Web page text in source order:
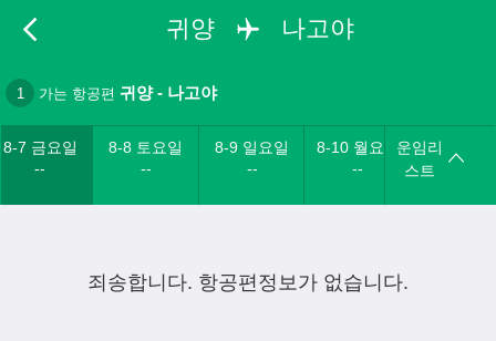
귀양 나고야
1 가는 항공편 귀양- 나고야
8-7 금요일
--
8-8 토요일
--
8-9 일요일
--
8-10 월요일
--
운임리
스트
죄송합니다. 항공편정보가 없습니다.